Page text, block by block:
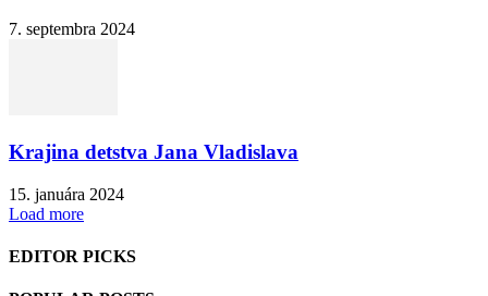
7. septembra 2024
Krajina detstva Jana Vladislava
15. januára 2024
Load more
EDITOR PICKS